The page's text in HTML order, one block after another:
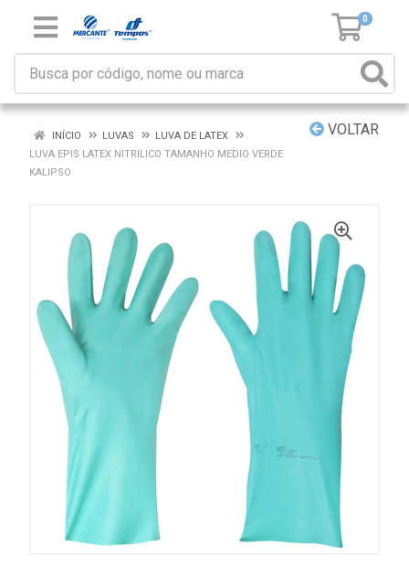
0
VOLTAR
INÍCIO LUVAS
LUVA DE LATEX
LUVA EPIS LATEX NITRILICO TAMANHO MEDIO VERDE
KALIPSO